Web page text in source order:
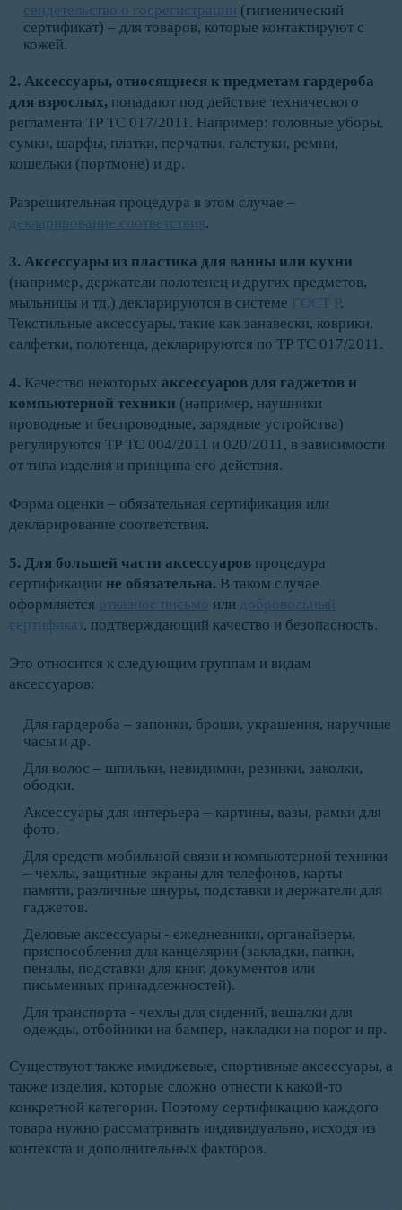
свидетельство о госрегистрации (гигиенический
сертификат) – для товаров, которые контактируют с
кожей.
2. Аксессуары, относящиеся к предметам гардероба
для взрослых, попадают под действие технического
регламента ТР ТС 017/2011. Например: головные уборы,
сумки, шарфы, платки, перчатки, галстуки, ремни,
кошельки (портмоне) и др.
Разрешительная процедура в этом случае –
декларирование соответствия.
3. Аксессуары из пластика для ванны или кухни
(например, держатели полотенец и других предметов,
мыльницы и тд.) декларируются в системе ГОСТ Р.
Текстильные аксессуары, такие как занавески, коврики,
салфетки, полотенца, декларируются по ТР ТС 017/2011.
4. Качество некоторых аксессуаров для гаджетов и
компьютерной техники (например, наушники
проводные и беспроводные, зарядные устройства)
регулируются ТР ТС 004/2011 и 020/2011, в зависимости
от типа изделия и принципа его действия.
Форма оценки – обязательная сертификация или
декларирование соответствия.
5. Для большей части аксессуаров процедура
сертификации не обязательна. В таком случае
оформляется отказное письмо или добровольный
сертификат, подтверждающий качество и безопасность.
Это относится к следующим группам и видам
аксессуаров:
Для гардероба – запонки, броши, украшения, наручные
часы и др.
Для волос – шпильки, невидимки, резинки, заколки,
ободки.
Аксессуары для интерьера – картины, вазы, рамки для
фото.
Для средств мобильной связи и компьютерной техники
– чехлы, защитные экраны для телефонов, карты
памяти, различные шнуры, подставки и держатели для
гаджетов.
Деловые аксессуары - ежедневники, органайзеры,
приспособления для канцелярии (закладки, папки,
пеналы, подставки для книг, документов или
письменных принадлежностей).
Для транспорта - чехлы для сидений, вешалки для
одежды, отбойники на бампер, накладки на порог и пр.
Существуют также имиджевые, спортивные аксессуары, а
также изделия, которые сложно отнести к какой-то
конкретной категории. Поэтому сертификацию каждого
товара нужно рассматривать индивидуально, исходя из
контекста и дополнительных факторов.